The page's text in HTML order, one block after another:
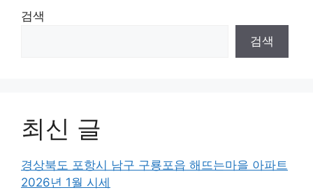
검색
검색
최신 글
경상북도 포항시 남구 구룡포읍 해뜨는마을 아파트
2026년 1월 시세